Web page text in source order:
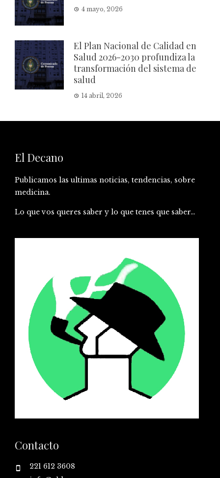
4 mayo, 2026
El Plan Nacional de Calidad en
Salud 2026-2030 profundiza la
transformación del sistema de
salud
14 abril, 2026
El Decano
Publicamos las ultimas noticias, tendencias, sobre
medicina.
Lo que vos queres saber y lo que tenes que saber…
Contacto
221 612 3608